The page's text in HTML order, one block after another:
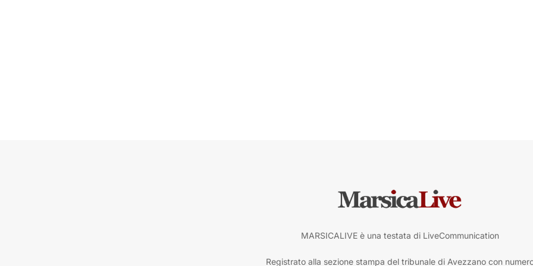
MARSICALIVE è una testata di LiveCommunication
Registrato alla sezione stampa del tribunale di Avezzano con